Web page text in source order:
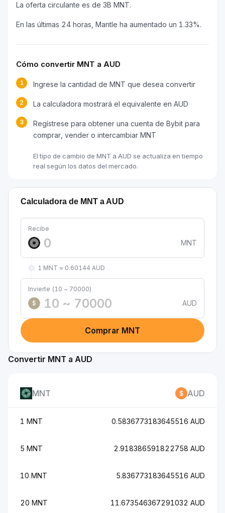
La oferta circulante es de 3B MNT.
En las últimas 24 horas, Mantle ha aumentado un 1.33%.
Cómo convertir MNT a AUD
1 Ingrese la cantidad de MNT que desea convertir
2 La calculadora mostrará el equivalente en AUD
3
Regístrese para obtener una cuenta de Bybit para
comprar, vender o intercambiar MNT
El tipo de cambio de MNT a AUD se actualiza en tiempo
real según los datos del mercado.
Calculadora de MNT a AUD
Recibe
MNT
1 MNT ≈ 0.60144 AUD
Invierte (10 ~ 70000)
$
AUD
Comprar MNT
Convertir MNT a AUD
MNT AUD
1 MNT 0.5836773183645516 AUD
5 MNT 2.918386591822758 AUD
10 MNT 5.836773183645516 AUD
20 MNT 11.673546367291032 AUD